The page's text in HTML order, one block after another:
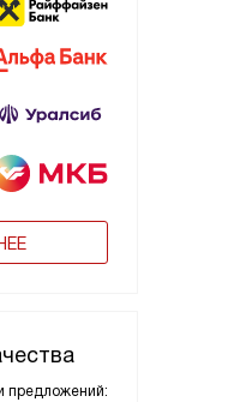
предложений: